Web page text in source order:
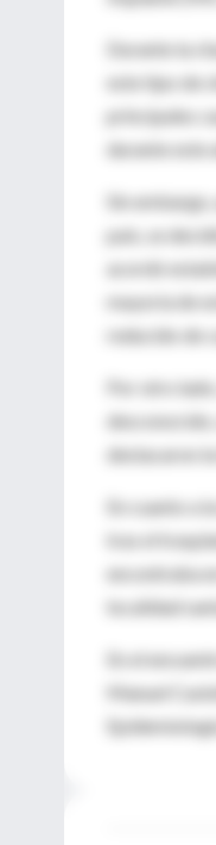
Durante la
este tipo de
principales
durante
Sin
país, se
acordó
mayoría de
reducido de
Por otro
destacaron
En cuanto
tras el
encontraba
localidad
En el
Manuel